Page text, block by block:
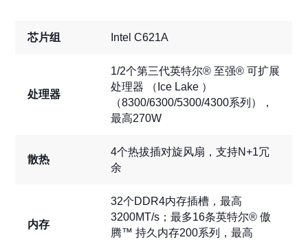
芯片组 Intel C621A
处理器
1/2个第三代英特尔® 至强® 可扩展
处理器 （Ice Lake ）
（8300/6300/5300/4300系列），
最高270W
散热
4个热拔插对旋风扇，支持N+1冗
余
内存
32个DDR4内存插槽，最高
3200MT/s；最多16条英特尔® 傲
腾™ 持久内存200系列，最高